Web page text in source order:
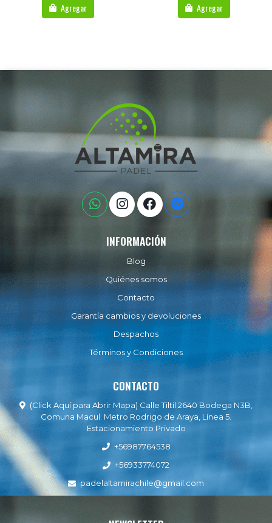
Agregar Agregar
INFORMACIÓN
Blog
Quiénes somos
Contacto
Garantía cambios y devoluciones
Despachos
Términos y Condiciones
CONTACTO
(Click Aquí para Abrir Mapa) Calle Tiltil 2640 Bodega N3B,
Comuna Macul. Metro Rodrigo de Araya, Línea 5.
Estacionamiento Privado
+56987764538
+56933774072
padelaltamirachile@gmail.com